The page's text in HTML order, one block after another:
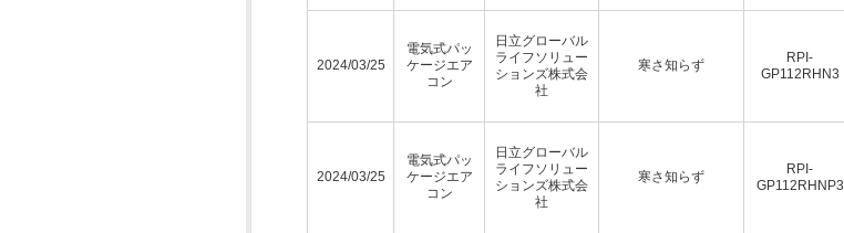
2024/03/25
電気式パッ
ケージエア
コン
日立グローバル
ライフソリュー
ションズ株式会
社
寒さ知らず
RPI-
GP112RHN3
2024/03/25
電気式パッ
ケージエア
コン
日立グローバル
ライフソリュー
ションズ株式会
社
寒さ知らず
RPI-
GP112RHNP3